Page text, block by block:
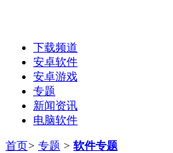
下载频道
安卓软件
安卓游戏
专题
新闻资讯
电脑软件
首页> 专题 > 软件专题